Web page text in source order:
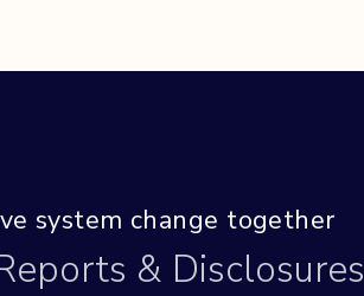
system change together
& Disclosures